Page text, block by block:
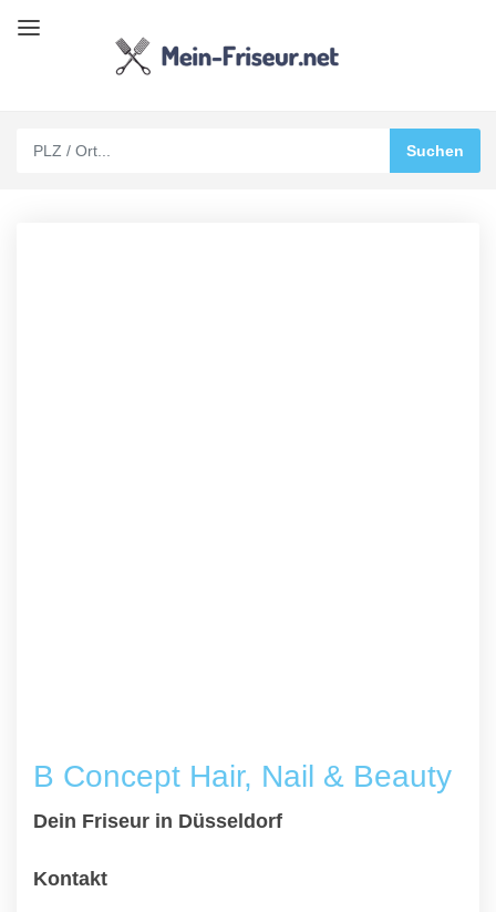
B Concept Hair, Nail & Beauty
Dein Friseur in Düsseldorf
Kontakt